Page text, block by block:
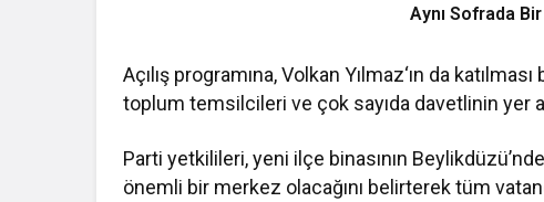
Aynı Sofrada
Açılış programına,Volkan Yılmaz‘ın da
toplum temsilcileri ve çok sayıda davetlinin yer
Parti yetkilileri, yeni ilçe binasının
önemli bir merkez olacağını belirterek tüm